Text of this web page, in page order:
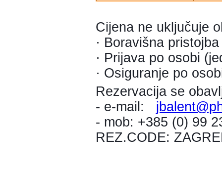
Cijena ne uključuje
· Boravišna
· Prijava po osobi
· Osiguranje po
Rezervacija se
- e-mail:
- mob: +385 (0) 99
REZ.CODE: